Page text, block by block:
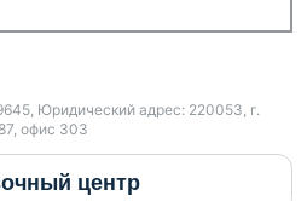
Юридический адрес: 220053, г.
офис 303
центр